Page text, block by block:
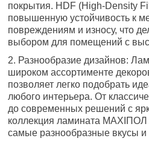
покрытия. HDF (High-Density
повышенную устойчивость к
повреждениям и износу, что
выбором для помещений с
2. Разнообразие дизайнов:
широком ассортименте
позволяет легко подобрать
любого интерьера. От
до современных решений с
коллекция ламината MAXIПОЛ
самые разнообразные вкусы и